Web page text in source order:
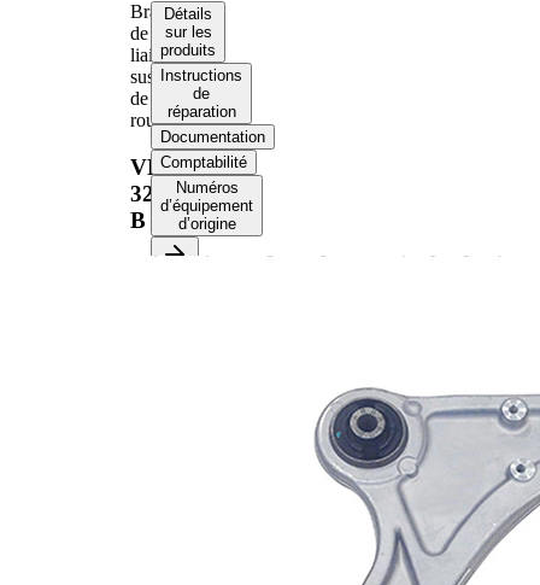
Bras
de
liaison,
suspension
de
roue
VKDS
324037
B
Détails
sur les
produits
Instructions
de
réparation
Documentation
Comptabilité
Numéros
d’équipement
d’origine
oscillant
transversal
avec
graisse
synthétique
avec rotule
suspension